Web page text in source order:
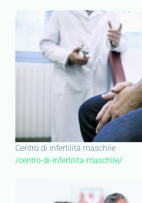
Centro di infertilità maschile
/centro-di-infertilita-maschile/